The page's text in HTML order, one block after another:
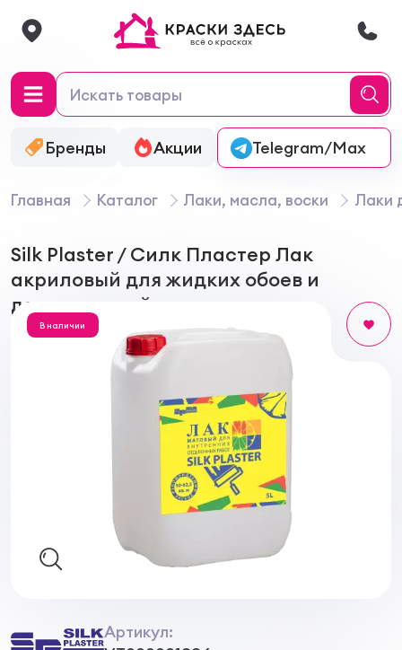
Бренды Акции Онлайн-колеровка
Telegram/Max
Главная Каталог Лаки, масла, воски Лаки
Silk Plaster / Силк Пластер Лак
акриловый для жидких обоев и
декоративной штукатурки
В наличии
Артикул: